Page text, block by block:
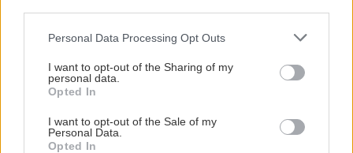
Personal Data Processing Opt Outs
I want to opt-out of the Sharing of my
personal data.
Opted In
I want to opt-out of the Sale of my
Personal Data.
Opted In
Krajinkárska cykloturistika v Štiavnických
vrchoch
Jaro 29. marca 2016